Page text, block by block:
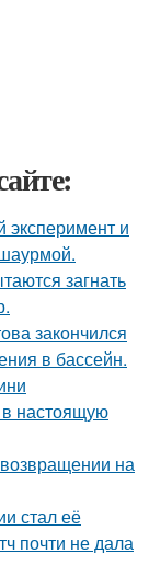
и
загнать
закончился
в бассейн.
в настоящую
на
стал её
почти не дала